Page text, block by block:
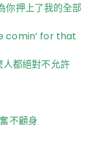
你押上了我的全部
comin’ for that
人都絕對不允許
不顧身